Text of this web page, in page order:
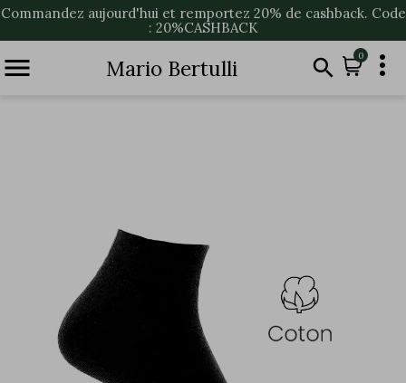
Commandez aujourd'hui et remportez 20% de cashback. Code
: 20%CASHBACK
 Mario Bertulli  0 